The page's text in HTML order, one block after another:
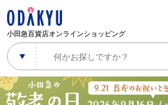
小田急百貨店オンラインショッピング